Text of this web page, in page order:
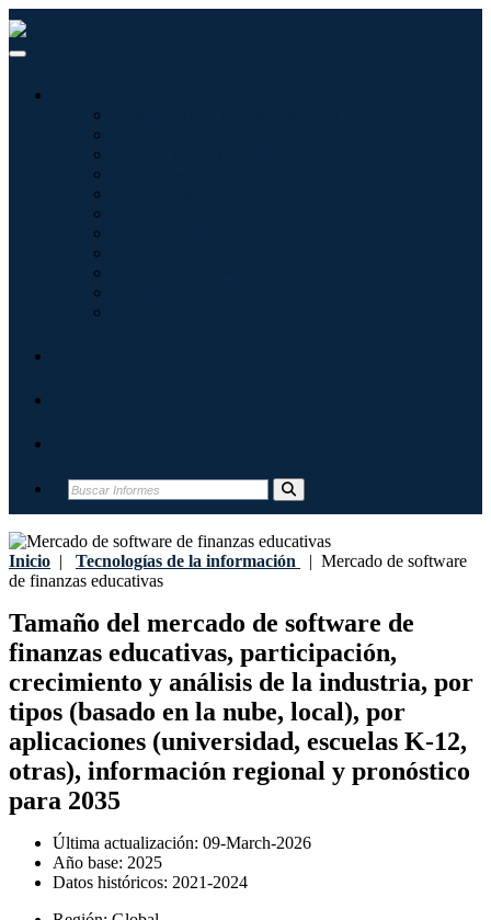
Inicio | Tecnologías de la información | Mercado de software
de finanzas educativas
Tamaño del mercado de software de
finanzas educativas, participación,
crecimiento y análisis de la industria, por
tipos (basado en la nube, local), por
aplicaciones (universidad, escuelas K-12,
otras), información regional y pronóstico
para 2035
Última actualización: 09-March-2026
Año base: 2025
Datos históricos: 2021-2024